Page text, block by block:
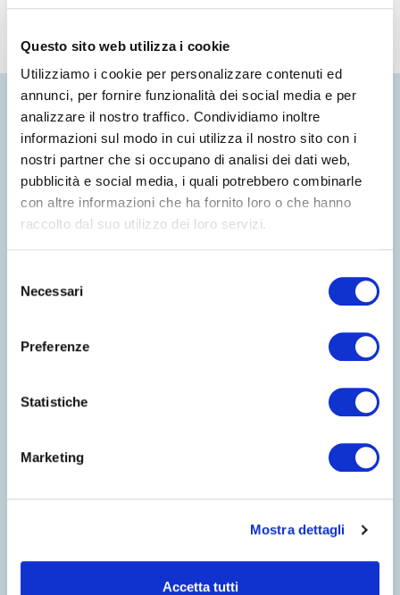
Questo sito web utilizza i cookie
Utilizziamo i cookie per personalizzare contenuti ed
annunci, per fornire funzionalità dei social media e per
analizzare il nostro traffico. Condividiamo inoltre
informazioni sul modo in cui utilizza il nostro sito con i
nostri partner che si occupano di analisi dei dati web,
pubblicità e social media, i quali potrebbero combinarle
con altre informazioni che ha fornito loro o che hanno
raccolto dal suo utilizzo dei loro servizi.
delNecessari
Preferenze
Statistiche
Marketing
Mostra dettagli
Accetta tutti
- P.iva 03362540100 - REA 333033
CHI SIAMO CONTATTI PARTNERS PRIVACY
WHISTLEBLOWING
DICHIARAZIONE DI ACCESSIBILITÀ